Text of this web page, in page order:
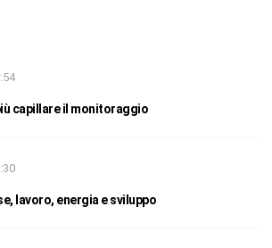
capillare il monitoraggio
lavoro, energia e sviluppo